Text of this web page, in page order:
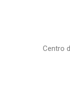
Centro